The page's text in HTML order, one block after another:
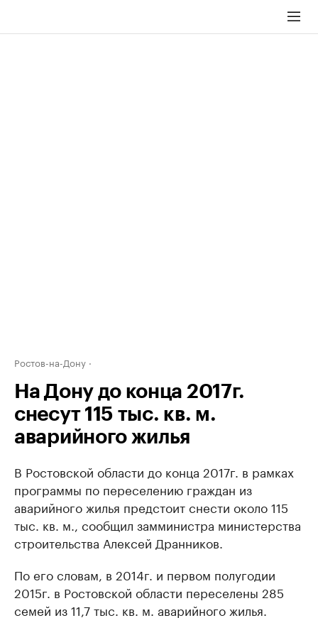
Ростов-на-Дону
На Дону до конца 2017г.
снесут 115 тыс. кв. м.
аварийного жилья
В Ростовской области до конца 2017г. в рамках
программы по переселению граждан из
аварийного жилья предстоит снести около 115
тыс. кв. м., сообщил замминистра министерства
строительства Алексей Дранников.
По его словам, в 2014г. и первом полугодии
2015г. в Ростовской области переселены 285
семей из 11,7 тыс. кв. м. аварийного жилья.